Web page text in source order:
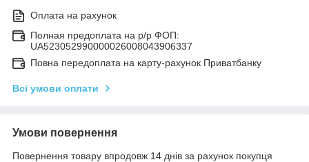
Оплата на рахунок
Полная предоплата на р/р ФОП:
UA523052990000026008043906337
Повна передоплата на карту-рахунок Приватбанку
Всі умови оплати
Умови повернення
Повернення товару впродовж 14 днів за рахунок покупця